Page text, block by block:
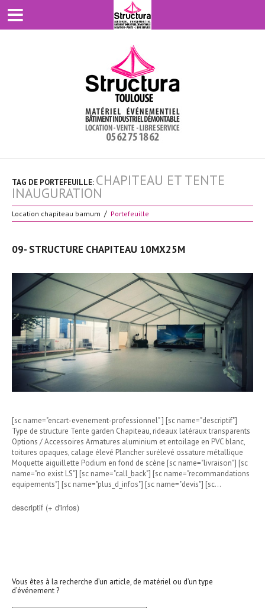
TAG DE PORTEFEUILLE: CHAPITEAU ET TENTE
INAUGURATION
Location chapiteau barnum Portefeuille
09- STRUCTURE CHAPITEAU 10MX25M
[sc name="encart-evenement-professionnel" ] [sc name="descriptif"]
Type de structure Tente garden Chapiteau, rideaux latéraux transparents
Options / Accessoires Armatures aluminium et entoilage en PVC blanc,
toitures opaques, calage élevé Plancher surélevé ossature métallique
Moquette aiguillette Podium en fond de scène [sc name="livraison"] [sc
name="no exist LS"] [sc name="call_back"] [sc name="recommandations
equipements"] [sc name="plus_d_infos"] [sc name="devis"] [sc…
descriptif (+ d'infos)
Vous êtes à la recherche d’un article, de matériel ou d’un type
d’événement ?